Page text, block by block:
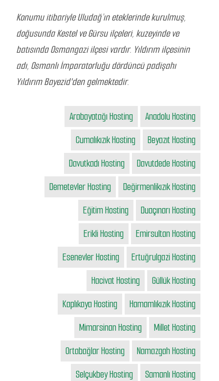
Konumu itibariyle Uludağ’ın eteklerinde kurulmuş,
doğusunda Kestel ve Gürsu ilçeleri, kuzeyinde ve
batısında Osmangazi ilçesi vardır. Yıldırım ilçesinin
adı, Osmanlı İmparatorluğu dördüncü padişahı
Yıldırım Bayezid'den gelmektedir.
Anadolu Hosting
Arabayatağı Hosting
Beyazıt Hosting
Cumalıkızık Hosting
Davutdede Hosting
Davutkadı Hosting
Değirmenlikızık Hosting
Demetevler Hosting
Duaçınarı Hosting
Eğitim Hosting
Emirsultan Hosting
Erikli Hosting
Ertuğrulgazi Hosting
Esenevler Hosting
Güllük Hosting
Hacivat Hosting
Hamamlıkızık Hosting
Kaplıkaya Hosting
Millet Hosting
Mimarsinan Hosting
Namazgah Hosting
Ortabağlar Hosting
Samanlı Hosting
Selçukbey Hosting